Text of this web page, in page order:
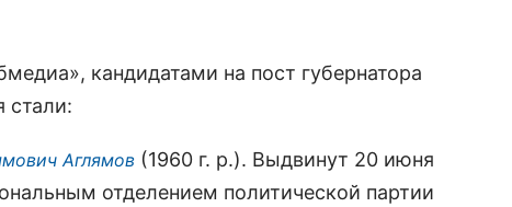
кандидатами на пост губернатора
стали:
Аглямов (1960 г. р.). Выдвинут 20 июня
отделением политической партии